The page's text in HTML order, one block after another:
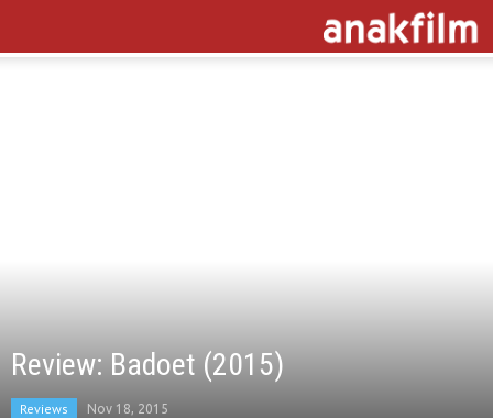
Review: Badoet (2015)
Reviews Nov 18, 2015